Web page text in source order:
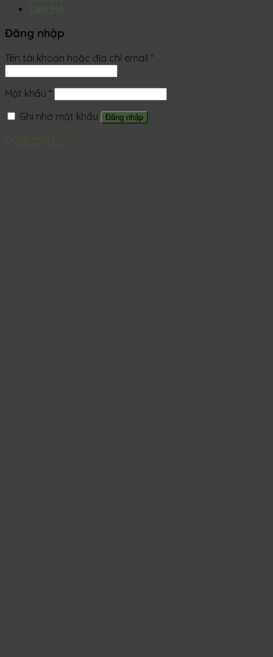
Đăng nhập
Tên tài khoản hoặc địa chỉ email *
Mật khẩu *
Ghi nhớ mật khẩu
Đăng nhập
Quên mật khẩu?